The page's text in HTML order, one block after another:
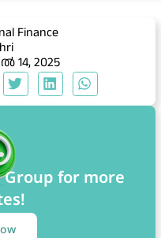
Finance
14, 2025
Group for more